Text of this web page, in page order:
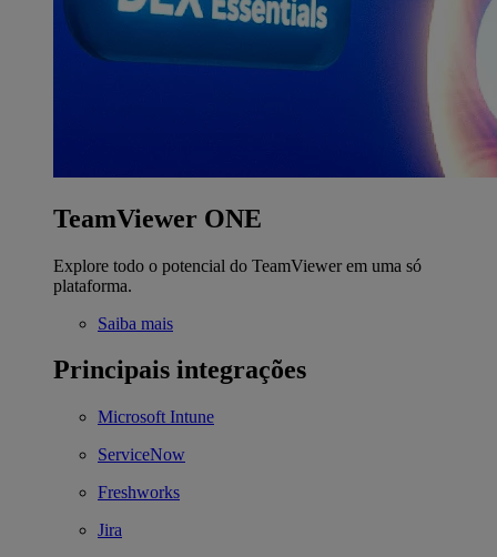
TeamViewer ONE
Explore todo o potencial do TeamViewer em uma só
plataforma.
Saiba mais
Principais integrações
Microsoft Intune
ServiceNow
Freshworks
Jira